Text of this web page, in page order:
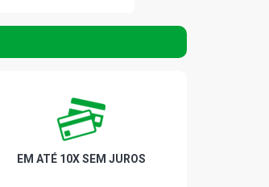
EM ATÉ 10X SEM JUROS